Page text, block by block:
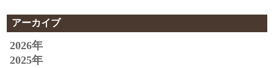
アーカイブ
2026年
2025年